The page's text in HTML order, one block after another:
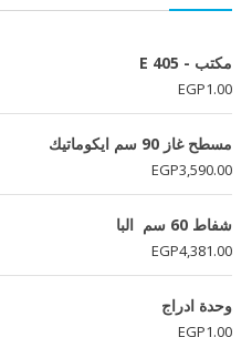
مكتب - E 405
EGP1.00
مسطح غاز 90 سم ايكوماتيك
EGP3,590.00
شفاط 60 سم البا
EGP4,381.00
وحدة ادراج
EGP1.00